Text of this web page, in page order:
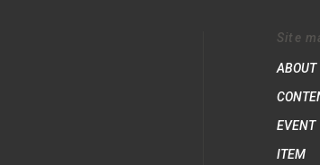
Site
ABOUT
EVENT
ITEM